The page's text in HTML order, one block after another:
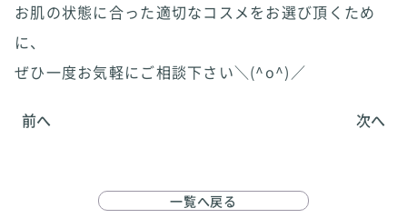
お肌の状態に合った適切なコスメをお選び頂くため
に、
ぜひ一度お気軽にご相談下さい＼(^o^)／
前へ 次へ
一覧へ戻る